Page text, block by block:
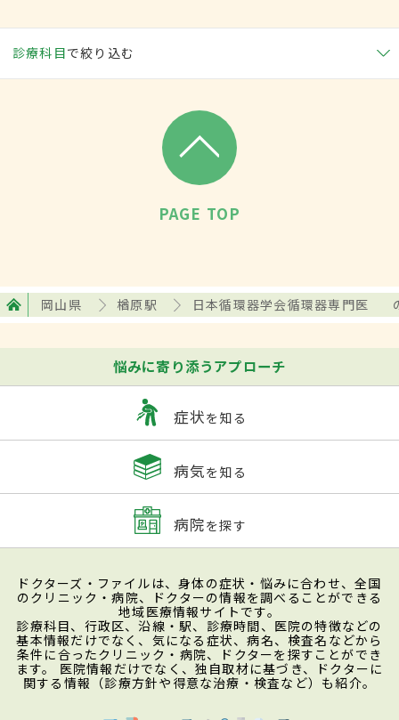
診療科目で絞り込む
PAGE TOP
岡山県 楢原駅 日本循環器学会循環器専門医
悩みに寄り添うアプローチ
症状を知る
病気を知る
病院を探す
ドクターズ・ファイルは、身体の症状・悩みに合わせ、全国
のクリニック・病院、ドクターの情報を調べることができる
地域医療情報サイトです。
診療科目、行政区、沿線・駅、診療時間、医院の特徴などの
基本情報だけでなく、気になる症状、病名、検査名などから
条件に合ったクリニック・病院、ドクターを探すことができ
ます。 医院情報だけでなく、独自取材に基づき、ドクターに
関する情報（診療方針や得意な治療・検査など）も紹介。